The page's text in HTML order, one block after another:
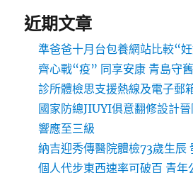
近期文章
準爸爸十月台包養網站比較“
齊心戰“疫” 同享安康 青島守
診所體檢思支援熱線及電子郵
國家防總JIUYI俱意翻修設計
響應至三級
納吉迎秀傳醫院體檢73歲生辰
個人代步東西速率可破百 青